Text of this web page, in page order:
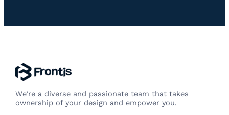
We’re a diverse and passionate team that takes
ownership of your design and empower you.